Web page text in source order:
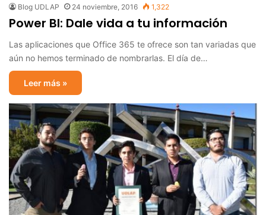
Blog UDLAP 24 noviembre, 2016 1,322
Power BI: Dale vida a tu información
Las aplicaciones que Office 365 te ofrece son tan variadas que
aún no hemos terminado de nombrarlas. El día de…
Leer más »